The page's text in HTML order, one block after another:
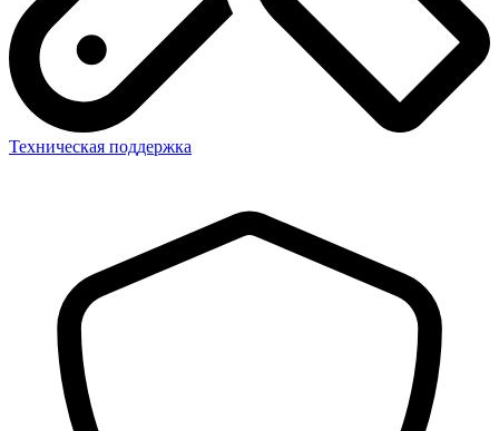
Техническая поддержка